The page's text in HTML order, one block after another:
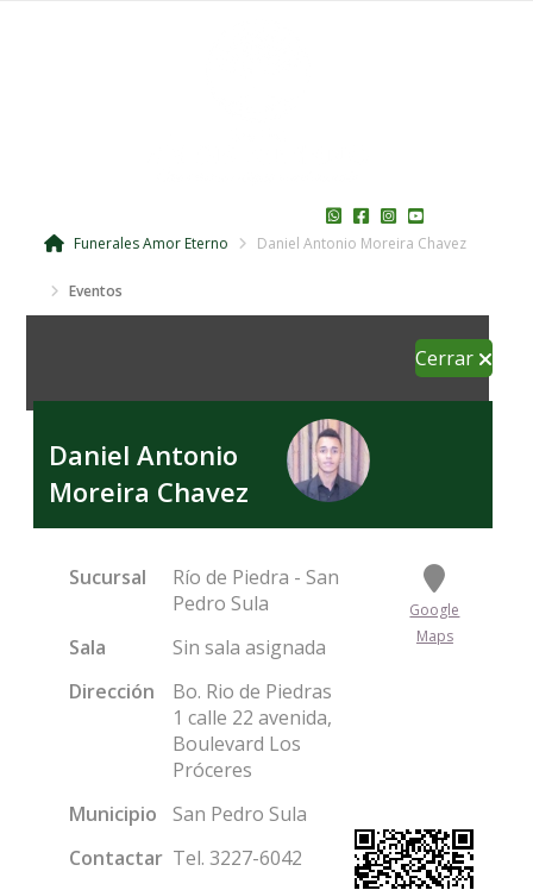
Funerales Amor Eterno Daniel Antonio Moreira Chavez
Eventos
Cerrar
Daniel Antonio
Moreira Chavez
Sucursal
Río de Piedra - San
Pedro Sula
Sala
Sin sala asignada
Dirección
Bo. Rio de Piedras
1 calle 22 avenida,
Boulevard Los
Próceres
Municipio
San Pedro Sula
Contactar Tel. 3227-6042
Google
Maps